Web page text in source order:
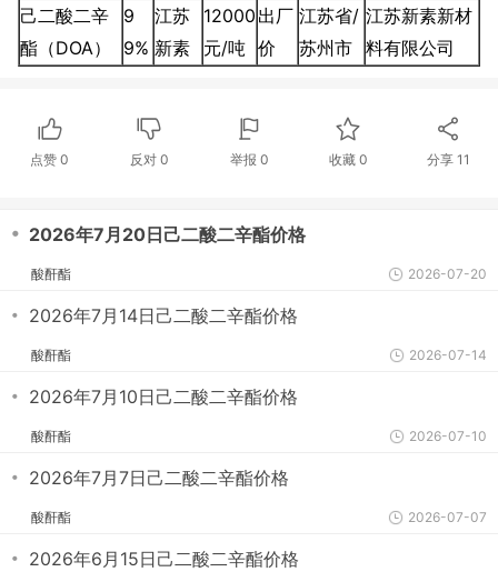
己二酸二辛
酯（DOA）
9
9%
江苏
新素
12000
元/吨
出厂
价
江苏省/
苏州市
江苏新素新材
料有限公司
点赞0 反对 0 举报 0 收藏 0 分享 11
・ 2026年7月20日己二酸二辛酯价格
酸酐酯 2026-07-20
・ 2026年7月14日己二酸二辛酯价格
酸酐酯 2026-07-14
・ 2026年7月10日己二酸二辛酯价格
酸酐酯 2026-07-10
・ 2026年7月7日己二酸二辛酯价格
酸酐酯 2026-07-07
・ 2026年6月15日己二酸二辛酯价格